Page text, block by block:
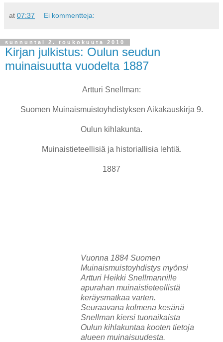
at 07:37 Ei kommentteja:
sunnuntai 2. toukokuuta 2010
Kirjan julkistus: Oulun seudun
muinaisuutta vuodelta 1887
Artturi Snellman:
Suomen Muinaismuistoyhdistyksen Aikakauskirja 9.
Oulun kihlakunta.
Muinaistieteellisiä ja historiallisia lehtiä.
1887
Vuonna 1884 Suomen
Muinaismuistoyhdistys myönsi
Artturi Heikki Snellmannille
apurahan muinaistieteellistä
keräysmatkaa varten.
Seuraavana kolmena kesänä
Snellman kiersi tuonaikaista
Oulun kihlakuntaa kooten tietoja
alueen muinaisuudesta.